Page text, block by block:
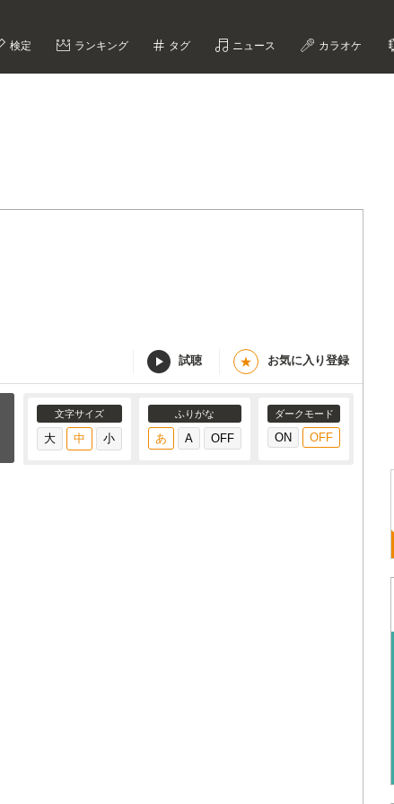
検定 ランキング タグ ニュース カラオケ
試聴 ★ お気に入り登録
文字サイズ ふりがな ダークモード